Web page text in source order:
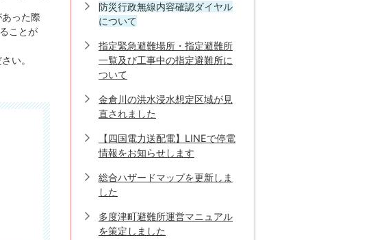
った際
ことが
い。
防災行政無線内容確認ダイヤル
について
指定緊急避難場所・指定避難所
一覧及び工事中の指定避難所に
ついて
金倉川の洪水浸水想定区域が見
直されました
【四国電力送配電】LINEで停電
情報をお知らせします
総合ハザードマップを更新しま
した
多度津町避難所運営マニュアル
を策定しました